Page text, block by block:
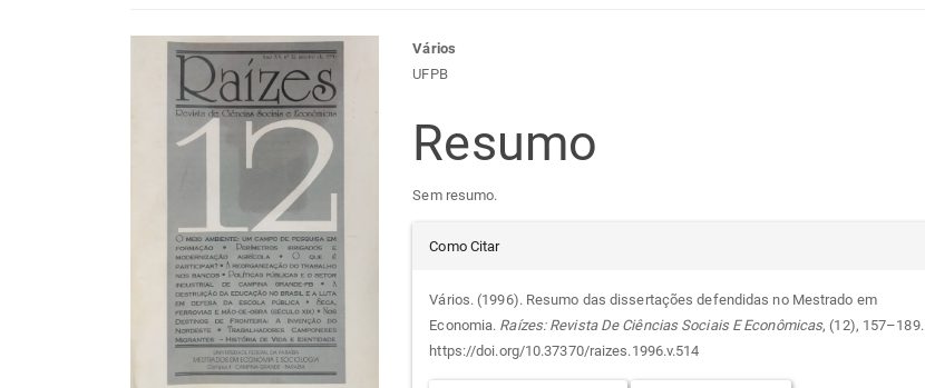
Barra
lateral
artigos
Conteúdo
do
artigo
principal
Vários
UFPB
Resumo
Sem resumo.
Detalhes
do
artigo
Como Citar
Vários. (1996). Resumo das dissertações defendidas no Mestrado em
Economia. Raízes: Revista De Ciências Sociais E Econômicas, (12), 157–189.
https://doi.org/10.37370/raizes.1996.v.514